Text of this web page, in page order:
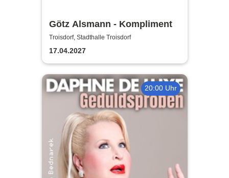
Götz Alsmann - Kompliment
Troisdorf, Stadthalle Troisdorf
17.04.2027
20:00 Uhr